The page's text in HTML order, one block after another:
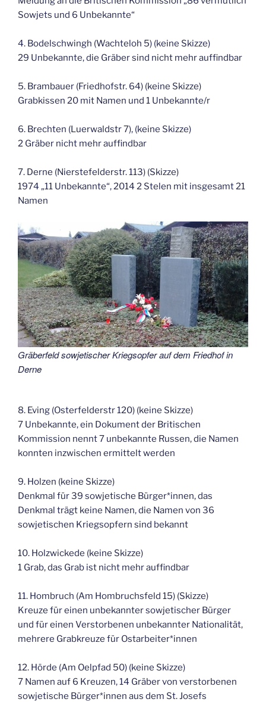
Sowjets und 6 Unbekannte“
4. Bodelschwingh (Wachteloh 5) (keine Skizze)
29 Unbekannte, die Gräber sind nicht mehr auffindbar
5. Brambauer (Friedhofstr. 64) (keine Skizze)
Grabkissen 20 mit Namen und 1 Unbekannte/r
6. Brechten (Luerwaldstr 7), (keine Skizze)
2 Gräber nicht mehr auffindbar
7. Derne (Nierstefelderstr. 113) (Skizze)
1974 „11 Unbekannte“, 2014 2 Stelen mit insgesamt 21
Namen
Gräberfeld sowjetischer Kriegsopfer auf dem Friedhof in
Derne
8. Eving (Osterfelderstr 120) (keine Skizze)
7 Unbekannte, ein Dokument der Britischen
Kommission nennt 7 unbekannte Russen, die Namen
konnten inzwischen ermittelt werden
9. Holzen (keine Skizze)
Denkmal für 39 sowjetische Bürger*innen, das
Denkmal trägt keine Namen, die Namen von 36
sowjetischen Kriegsopfern sind bekannt
10. Holzwickede (keine Skizze)
1 Grab, das Grab ist nicht mehr auffindbar
11. Hombruch (Am Hombruchsfeld 15) (Skizze)
Kreuze für einen unbekannter sowjetischer Bürger
und für einen Verstorbenen unbekannter Nationalität,
mehrere Grabkreuze für Ostarbeiter*innen
12. Hörde (Am Oelpfad 50) (keine Skizze)
7 Namen auf 6 Kreuzen, 14 Gräber von verstorbenen
sowjetische Bürger*innen aus dem St. Josefs